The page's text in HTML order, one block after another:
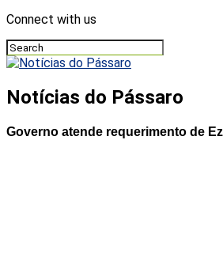
Connect with us
Notícias do Pássaro
Governo atende requerimento de